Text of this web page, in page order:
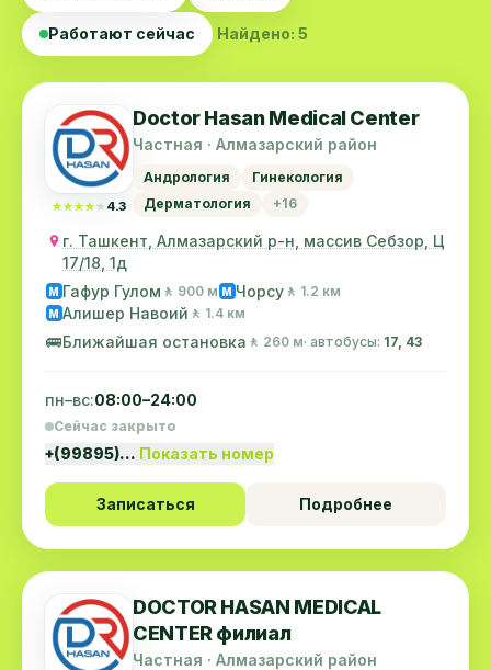
Работают сейчас Найдено: 5
★★★★★
★★★★★ 4.3
Doctor Hasan Medical Center
Частная · Алмазарский район
Андрология
Гинекология
Дерматология
+16
г. Ташкент, Алмазарский р-н, массив Себзор, Ц
17/18, 1д
M Гафур Гулом 🚶 900 м M Чорсу 🚶 1.2 км
M Алишер Навоий 🚶 1.4 км
🚌Ближайшая остановка 🚶 260 м· автобусы: 17, 43
пн–вс:08:00–24:00
Сейчас закрыто
+(99895)… Показать номер
Записаться Подробнее
DOCTOR HASAN MEDICAL
CENTER филиал
Частная · Алмазарский район